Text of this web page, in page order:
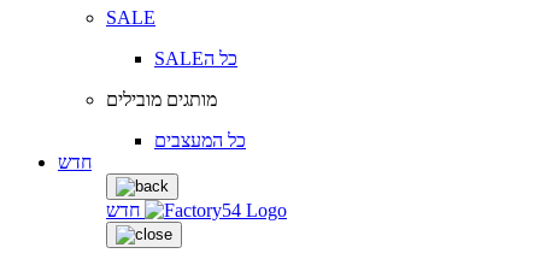
SALE
SALEכל ה
מותגים מובילים
כל המעצבים
חדש
חדש